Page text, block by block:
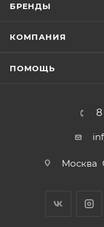
БРЕНДЫ
КОМПАНИЯ
ПОМОЩЬ
8
Москва